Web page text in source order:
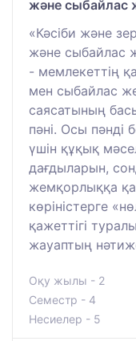
және сыбайлас
«Кәсіби және
және сыбайлас
- мемлекеттің
мен сыбайлас
саясатының
пәні. Осы пәнді
үшін құқық
дағдыларын,
жемқорлыққа
көріністерге
қажеттігі
жауаптың
Оқу жылы - 2
Семестр - 4
Несиелер - 5